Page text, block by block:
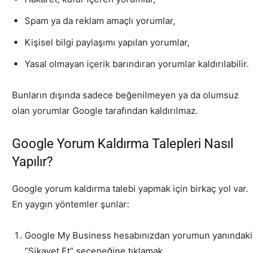
Spam ya da reklam amaçlı yorumlar,
Kişisel bilgi paylaşımı yapılan yorumlar,
Yasal olmayan içerik barındıran yorumlar kaldırılabilir.
Bunların dışında sadece beğenilmeyen ya da olumsuz
olan yorumlar Google tarafından kaldırılmaz.
Google Yorum Kaldırma Talepleri Nasıl
Yapılır?
Google yorum kaldırma talebi yapmak için birkaç yol var.
En yaygın yöntemler şunlar:
Google My Business hesabınızdan yorumun yanındaki